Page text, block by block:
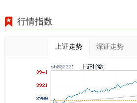
行情指数
上证走势 深证走势